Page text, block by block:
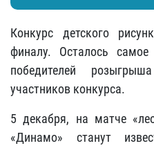
Конкурс детского
финалу. Осталось самое
победителей
участников конкурса.
5 декабря, на матче
«Динамо» станут